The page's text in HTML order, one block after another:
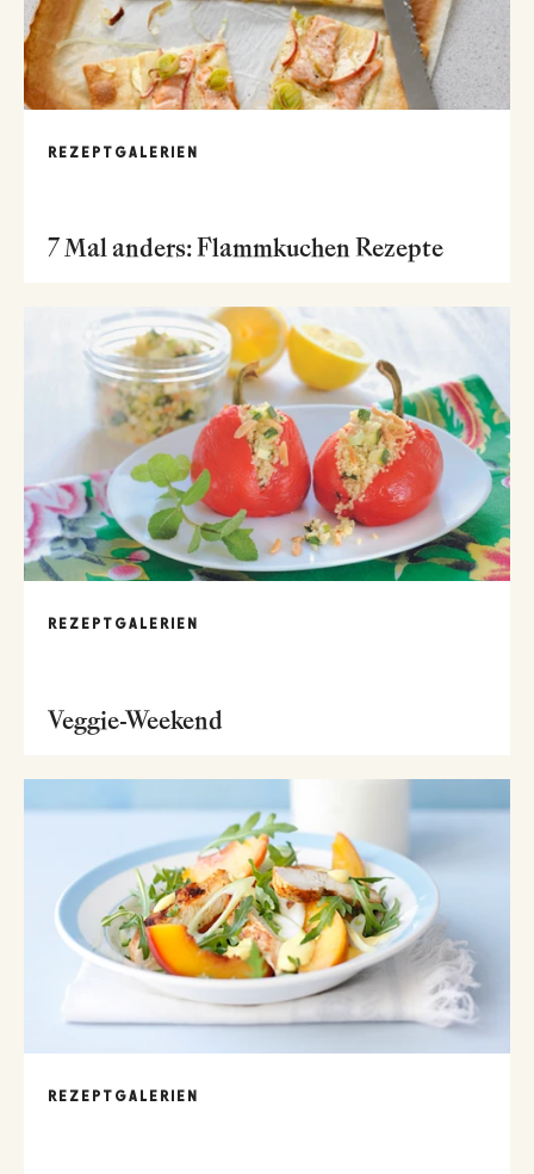
REZEPTGALERIEN
7 Mal anders: Flammkuchen Rezepte
REZEPTGALERIEN
Veggie-Weekend
REZEPTGALERIEN